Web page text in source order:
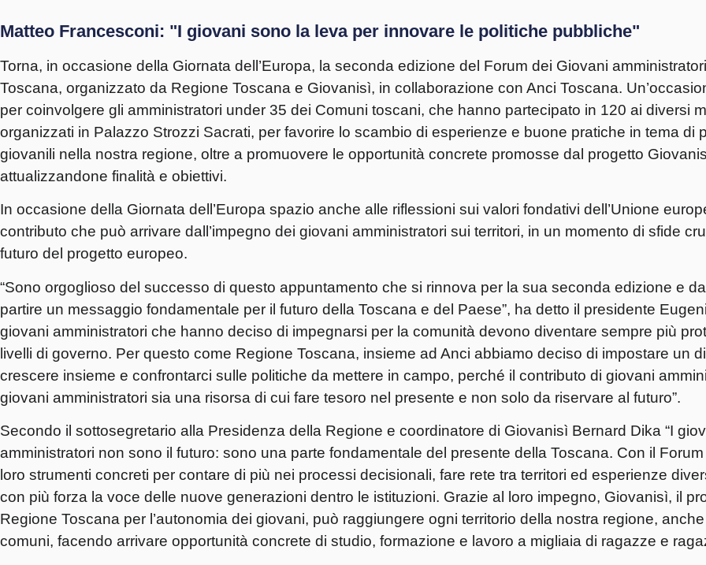
Matteo Francesconi: "I giovani sono la leva per innovare le politiche pubbliche"
Torna, in occasione della Giornata dell’Europa, la seconda edizione del Forum dei Giovani
Toscana, organizzato da Regione Toscana e Giovanisì, in collaborazione con Anci Toscana.
per coinvolgere gli amministratori under 35 dei Comuni toscani, che hanno partecipato in 120 ai diversi
organizzati in Palazzo Strozzi Sacrati, per favorire lo scambio di esperienze e buone pratiche in tema di
giovanili nella nostra regione, oltre a promuovere le opportunità concrete promosse dal progetto
attualizzandone finalità e obiettivi.
In occasione della Giornata dell’Europa spazio anche alle riflessioni sui valori fondativi dell’Unione
contributo che può arrivare dall’impegno dei giovani amministratori sui territori, in un momento di sfide
futuro del progetto europeo.
“Sono orgoglioso del successo di questo appuntamento che si rinnova per la sua seconda edizione e
partire un messaggio fondamentale per il futuro della Toscana e del Paese”, ha detto il presidente
giovani amministratori che hanno deciso di impegnarsi per la comunità devono diventare sempre più
livelli di governo. Per questo come Regione Toscana, insieme ad Anci abbiamo deciso di impostare un
crescere insieme e confrontarci sulle politiche da mettere in campo, perché il contributo di giovani
giovani amministratori sia una risorsa di cui fare tesoro nel presente e non solo da riservare al futuro”.
Secondo il sottosegretario alla Presidenza della Regione e coordinatore di Giovanisì Bernard Dika “I
amministratori non sono il futuro: sono una parte fondamentale del presente della Toscana. Con il
loro strumenti concreti per contare di più nei processi decisionali, fare rete tra territori ed esperienze
con più forza la voce delle nuove generazioni dentro le istituzioni. Grazie al loro impegno, Giovanisì, il
Regione Toscana per l’autonomia dei giovani, può raggiungere ogni territorio della nostra regione,
comuni, facendo arrivare opportunità concrete di studio, formazione e lavoro a migliaia di ragazze e